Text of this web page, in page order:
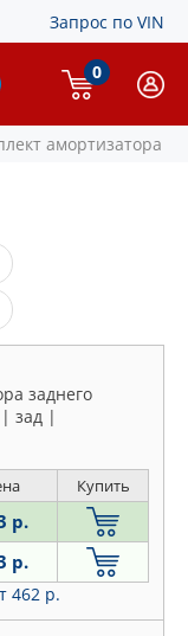
Запрос по VIN
0
амортизатора
заднего
| зад |
Купить
р.
р.
462 р.